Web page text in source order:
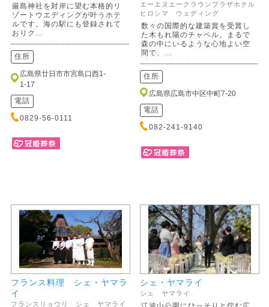
厳島神社を対岸に望む本格的リ
ゾートウエディングが叶うホテ
ルです。海の駅にも登録されて
おりク...
住所
広島県廿日市市宮島口西1-
1-17
電話
0829-56-0111
エーエヌエークラウンプラザホテル
ヒロシマ ウェディング
数々の国際的な建築賞を受賞し
た木もれ陽のチャペル。まるで
森の中にいるような心地よい空
間で、...
住所
広島県広島市中区中町7-20
電話
082-241-9140
フランス料理 シェ・ヤマラ
イ
フランスリョウリ シェ ヤマライ
シェ・ヤマライ
シェ ヤマライ